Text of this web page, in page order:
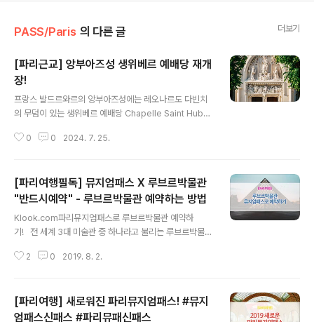
PASS/Paris 의 다른 글 더보기
[파리근교] 앙부아즈성 생위베르 예배당 재개
장!
프랑스 발드르와르의 앙부아즈성에는 레오나르도 다빈치
의 무덤이 있는 생위베르 예배당 Chapelle Saint Huber
6월 1일 재개장을 하게 되었습니다. 많은 프랑스의 장인들
위에서 금빛장식이 빛나는 첨탑과 다채로운 스테인드글라
스​ 물론 여전히 레오나르도 다빈치의 무덤도 방문하실 수
있습니다. 앙부아즈성 한국 공식 블로그에서는생위베르
예배당의 재개장을 기념하는 이벤트를 진행하고 있어요.
이벤트에 참가하고 기념품도 받아보세요. [이벤트] 앙부아
즈성 홍보하고 기념품 받아가세요~생 오베르 예배당이 2
0 0 2024. 7. 25.
[파리여행필독] 뮤지엄패스 X 루브르박물관
"반드시예약" - 루브르박물관 예약하는 방법
Klook.com파리뮤지엄패스로 루브르박물관 예약하
기! 전 세계 3대 미술관 중 하나라고 불리는 루브르박물
루브르!루브르 박물관은 예약하지 않으면, 방문하기 어려
때 !마음 편하게 예약하고 가세요~~~ 2019년도 새로
운 파리뮤지엄패스 받으셨나요?루브르예약 고고! 파리뮤
2 0 2019. 8. 2.
[파리여행] 새로워진 파리뮤지엄패스! #뮤지
엄패스신패스 #파리뮤패신패스